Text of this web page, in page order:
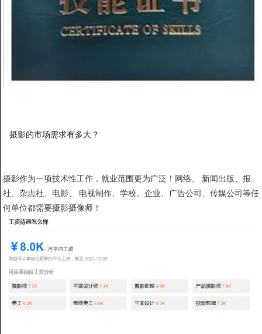
摄影的市场需求有多大？
摄影作为一项技术性工作，就业范围更为广泛！网络、 新闻出版、报
社、杂志社、电影、 电视制作、学校、企业、广告公司、传媒公司等任
何单位都需要摄影摄像师！